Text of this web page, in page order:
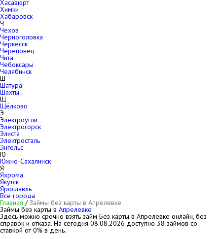
Хасавюрт
Химки
Хабаровск
Ч
Чехов
Черноголовка
Черкесск
Череповец
Чита
Чебоксары
Челябинск
Ш
Шатура
Шахты
Щ
Щёлково
Э
Электроугли
Электрогорск
Элиста
Электросталь
Энгельс
Ю
Южно-Сахалинск
Я
Яхрома
Якутск
Ярославль
Все города
Главная /Займы без карты в Апрелевке
Займы без карты в Апрелевке
Здесь можно срочно взять займ Без карты в Апрелевке онлайн, без
справок и отказа. На сегодня 08.08.2026 доступно 38 займов со
ставкой от 0% в день.